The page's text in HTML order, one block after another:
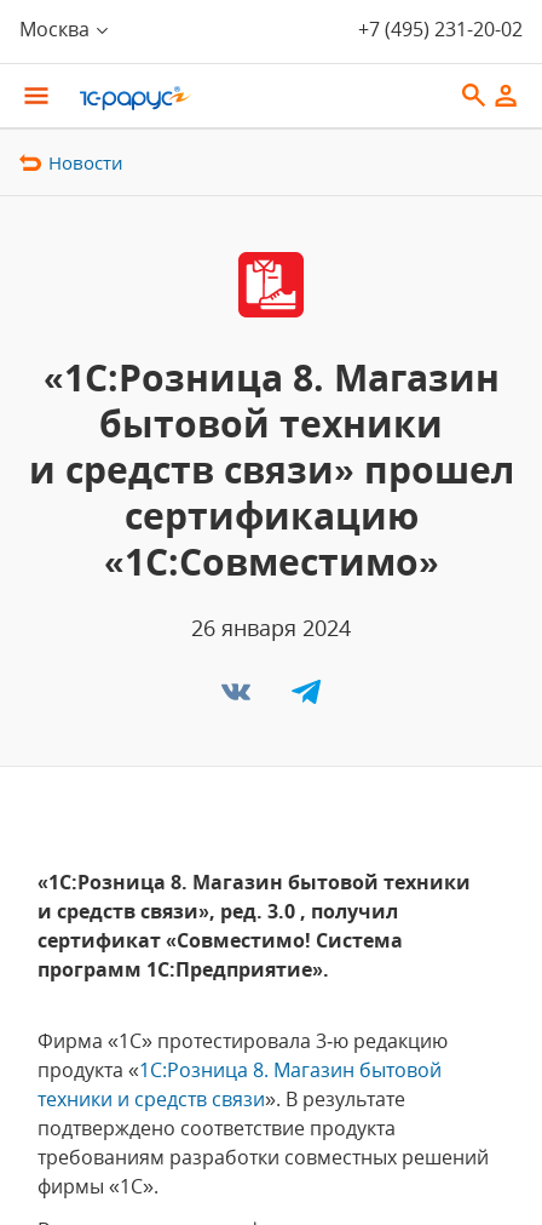
Москва +7 (495) 231-20-02
Новости
«1С:Розница 8. Магазин
бытовой техники
и средств связи» прошел
сертификацию
«1С:Совместимо»
26 января 2024
«1С:Розница 8. Магазин бытовой техники
и средств связи», ред. 3.0 , получил
сертификат «Совместимо! Система
программ 1С:Предприятие».
Фирма «1С» протестировала 3‑ю редакцию
продукта «1С:Розница 8. Магазин бытовой
техники и средств связи». В результате
подтверждено соответствие продукта
требованиям разработки совместных решений
фирмы «1С».